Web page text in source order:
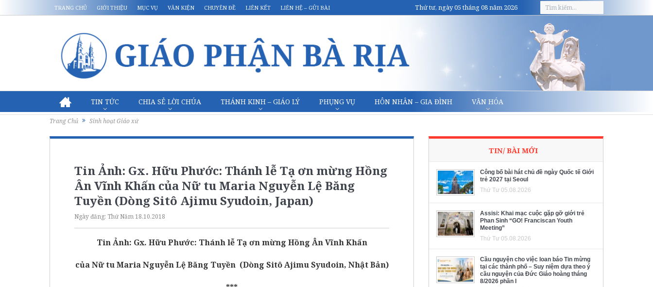
TRANG CHỦ GIỚI THIỆU MỤC VỤ VĂN KIỆN CHUYÊN ĐỀ LIÊN KẾT LIÊN HỆ – GỬI BÀI Thứ tư, ngày 05 tháng 08 năm 2026
TIN TỨC CHIA SẺ LỜI CHÚA THÁNH KINH – GIÁO LÝ PHỤNG VỤ HÔN NHÂN – GIA ĐÌNH VĂN HÓA
Trang Chủ Sinh hoạt Giáo xứ
Tin Ảnh: Gx. Hữu Phước: Thánh lễ Tạ ơn mừng Hồng
Ân Vĩnh Khấn của Nữ tu Maria Nguyễn Lệ Băng
Tuyền (Dòng Sitô Ajimu Syudoin, Japan)
Ngày đăng: Thứ Năm 18.10.2018
Tin Ảnh: Gx. Hữu Phước: Thánh lễ Tạ ơn mừng Hồng Ân Vĩnh Khấn
của Nữ tu Maria Nguyễn Lệ Băng Tuyền (Dòng Sitô Ajimu Syudoin, Nhật Bản)
TIN/ BÀI MỚI
Công bố bài hát chủ đề ngày Quốc tế Giới
trẻ 2027 tại Seoul
Thứ Tư 05.08.2026
Assisi: Khai mạc cuộc gặp gỡ giới trẻ
Phan Sinh “GO! Franciscan Youth
Meeting”
Thứ Tư 05.08.2026
Cầu nguyện cho việc loan báo Tin mừng
tại các thành phố – Suy niệm dựa theo ý
cầu nguyện của Đức Giáo hoàng tháng
8/2026 phần I